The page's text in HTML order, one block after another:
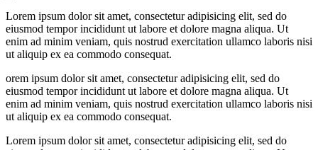
Lorem ipsum dolor sit amet, consectetur adipisicing elit, sed do
eiusmod tempor incididunt ut labore et dolore magna aliqua. Ut
enim ad minim veniam, quis nostrud exercitation ullamco laboris nisi
ut aliquip ex ea commodo consequat.
orem ipsum dolor sit amet, consectetur adipisicing elit, sed do
eiusmod tempor incididunt ut labore et dolore magna aliqua. Ut
enim ad minim veniam, quis nostrud exercitation ullamco laboris nisi
ut aliquip ex ea commodo consequat.
Lorem ipsum dolor sit amet, consectetur adipisicing elit, sed do